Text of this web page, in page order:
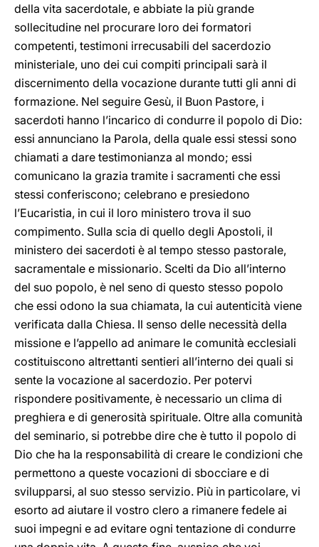
della vita sacerdotale, e abbiate la più grande
sollecitudine nel procurare loro dei formatori
competenti, testimoni irrecusabili del sacerdozio
ministeriale, uno dei cui compiti principali sarà il
discernimento della vocazione durante tutti gli anni di
formazione. Nel seguire Gesù, il Buon Pastore, i
sacerdoti hanno l’incarico di condurre il popolo di Dio:
essi annunciano la Parola, della quale essi stessi sono
chiamati a dare testimonianza al mondo; essi
comunicano la grazia tramite i sacramenti che essi
stessi conferiscono; celebrano e presiedono
l’Eucaristia, in cui il loro ministero trova il suo
compimento. Sulla scia di quello degli Apostoli, il
ministero dei sacerdoti è al tempo stesso pastorale,
sacramentale e missionario. Scelti da Dio all’interno
del suo popolo, è nel seno di questo stesso popolo
che essi odono la sua chiamata, la cui autenticità viene
verificata dalla Chiesa. Il senso delle necessità della
missione e l’appello ad animare le comunità ecclesiali
costituiscono altrettanti sentieri all’interno dei quali si
sente la vocazione al sacerdozio. Per potervi
rispondere positivamente, è necessario un clima di
preghiera e di generosità spirituale. Oltre alla comunità
del seminario, si potrebbe dire che è tutto il popolo di
Dio che ha la responsabilità di creare le condizioni che
permettono a queste vocazioni di sbocciare e di
svilupparsi, al suo stesso servizio. Più in particolare, vi
esorto ad aiutare il vostro clero a rimanere fedele ai
suoi impegni e ad evitare ogni tentazione di condurre